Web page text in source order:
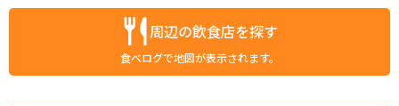
周辺の飲食店を探す
食べログで地図が表示されます。